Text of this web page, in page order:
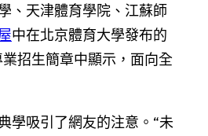
、天津體育學院、江蘇師
中在北京體育大學發布的
招生簡章中顯示，面向全
學吸引了網友的注意。“未